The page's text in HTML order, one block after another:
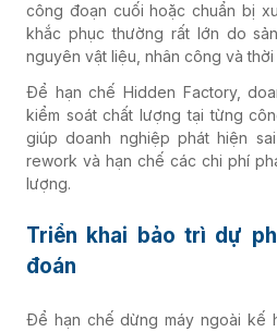
công đoạn cuối hoặc chuẩn bị
khắc phục thường rất lớn do
nguyên vật liệu, nhân công và thời
Để hạn chế Hidden Factory,
kiểm soát chất lượng tại từng
giúp doanh nghiệp phát hiện
rework và hạn chế các chi phí
lượng.
Triển khai bảo trì dự
đoán
Để hạn chế dừng máy ngoài kế